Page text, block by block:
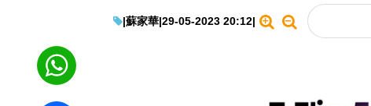
|蘇家華|29-05-2023 20:12|